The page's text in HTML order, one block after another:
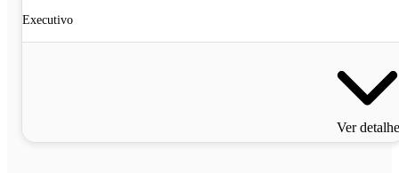
Executivo
Ver